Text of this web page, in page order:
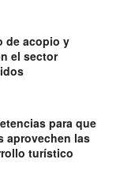
de acopio y
el sector
para que
aprovechen las
turístico